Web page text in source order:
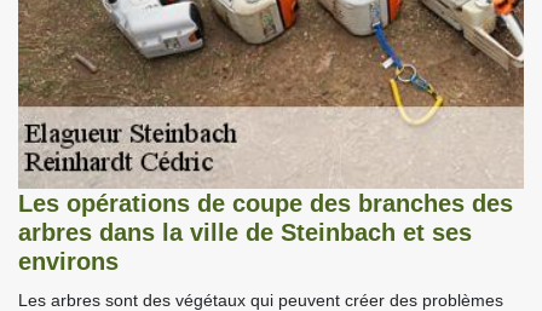
Les opérations de coupe des branches des
arbres dans la ville de Steinbach et ses
environs
Les arbres sont des végétaux qui peuvent créer des problèmes